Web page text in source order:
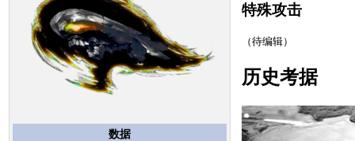
数据
特殊攻击
历史考据